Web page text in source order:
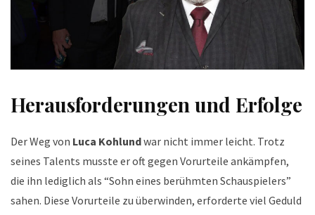
Herausforderungen und Erfolge
Der Weg von Luca Kohlundwar nicht immer leicht. Trotz
seines Talents musste er oft gegen Vorurteile ankämpfen,
die ihn lediglich als “Sohn eines berühmten Schauspielers”
sahen. Diese Vorurteile zu überwinden, erforderte viel Geduld